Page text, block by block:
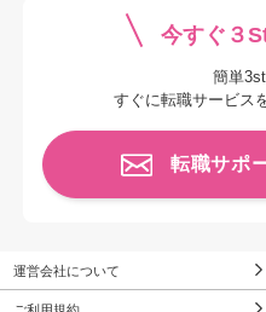
今すぐ３
簡単
すぐに転職サービス
転職サポ
運営会社について
ご利用規約